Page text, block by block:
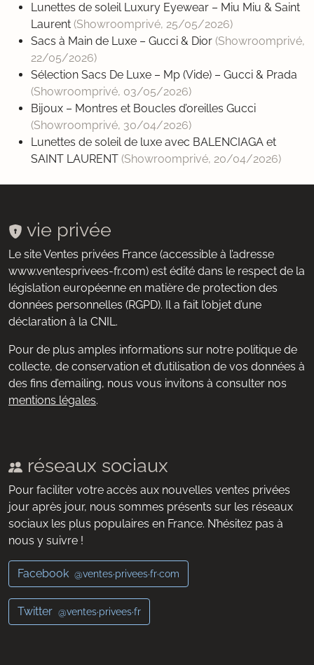
Lunettes de soleil Luxury Eyewear – Miu Miu & Saint
Laurent (Showroomprivé, 25/05/2026)
Sacs à Main de Luxe – Gucci & Dior (Showroomprivé,
22/05/2026)
Sélection Sacs De Luxe – Mp (Vide) – Gucci & Prada
(Showroomprivé, 03/05/2026)
Bijoux – Montres et Boucles d’oreilles Gucci
(Showroomprivé, 30/04/2026)
Lunettes de soleil de luxe avec BALENCIAGA et
SAINT LAURENT (Showroomprivé, 20/04/2026)
vie privée
Le site Ventes privées France (accessible à l’adresse
www.ventesprivees-fr.com) est édité dans le respect de la
législation européenne en matière de protection des
données personnelles (RGPD). Il a fait l’objet d’une
déclaration à la CNIL.
Pour de plus amples informations sur notre politique de
collecte, de conservation et d’utilisation de vos données à
des fins d’emailing, nous vous invitons à consulter nos
mentions légales.
réseaux sociaux
Pour faciliter votre accès aux nouvelles ventes privées
jour après jour, nous sommes présents sur les réseaux
sociaux les plus populaires en France. N’hésitez pas à
nous y suivre !
Facebook @ventes·privees·fr·com
Twitter @ventes·privees·fr